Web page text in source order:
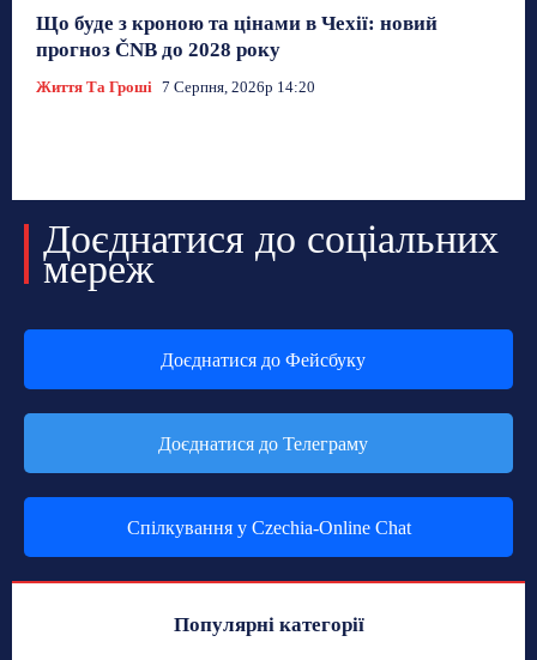
Що буде з кроною та цінами в Чехії: новий
прогноз ČNB до 2028 року
Життя Та Гроші 7 Серпня, 2026р 14:20
Доєднатися до соціальних
мереж
Доєднатися до Фейсбуку
Доєднатися до Телеграму
Спілкування у Czechia-Online Chat
Популярні категорії